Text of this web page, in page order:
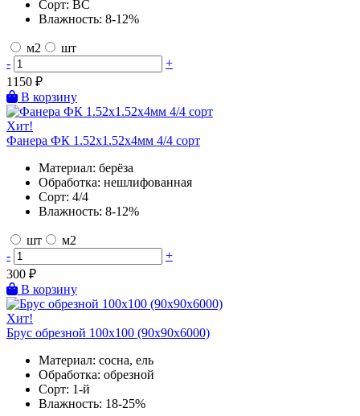
Сорт: BC
Влажность: 8-12%
м2
шт
-
+
1150 ₽
В корзину
Хит!
Фанера ФК 1.52х1.52х4мм 4/4 сорт
Материал: берёза
Обработка: нешлифованная
Сорт: 4/4
Влажность: 8-12%
шт
м2
-
+
300 ₽
В корзину
Хит!
Брус обрезной 100х100 (90х90х6000)
Материал: сосна, ель
Обработка: обрезной
Сорт: 1-й
Влажность: 18-25%